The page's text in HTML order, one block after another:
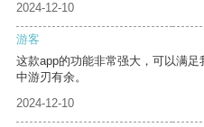
2024-12-10
游客
这款app的功能非常强大，可以满
中游刃有余。
2024-12-10